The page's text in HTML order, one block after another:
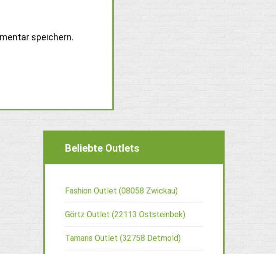
speichern.
Beliebte Outlets
Fashion Outlet (08058 Zwickau)
Görtz Outlet (22113 Oststeinbek)
Tamaris Outlet (32758 Detmold)